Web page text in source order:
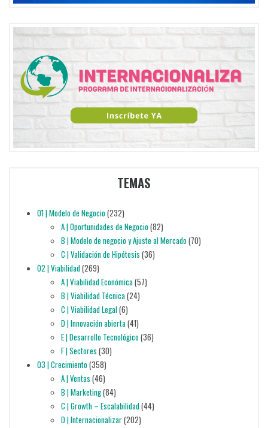
TEMAS
01 | Modelo de Negocio(232)
A | Oportunidades de Negocio(82)
B | Modelo de negocio y Ajuste al Mercado(70)
C | Validación de Hipótesis (36)
02 | Viabilidad(269)
A | Viabilidad Económica(57)
B | Viabilidad Técnica(24)
C | Viabilidad Legal(6)
D | Innovación abierta(41)
E | Desarrollo Tecnológico(36)
F | Sectores (30)
03 | Crecimiento(358)
A | Ventas (46)
B | Marketing(84)
C | Growth – Escalabilidad(44)
D | Internacionalizar(202)